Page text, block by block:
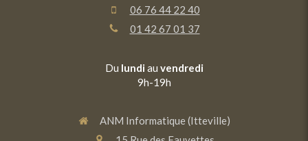
06 76 44 22 40
01 42 67 01 37
Du lundi au vendredi
9h-19h
ANM Informatique (Itteville)